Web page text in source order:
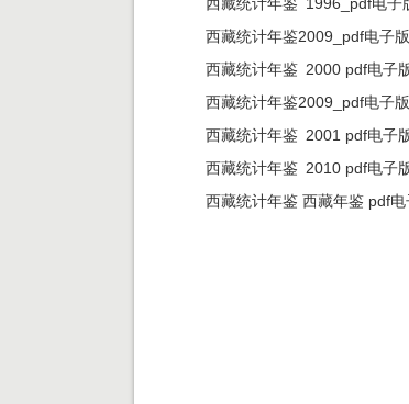
西藏统计年鉴2009_pdf电子
西藏统计年鉴 2000 pdf电子
西藏统计年鉴2009_pdf电子
西藏统计年鉴 2001 pdf电子
西藏统计年鉴 2010 pdf电子
西藏统计年鉴 西藏年鉴 pdf电